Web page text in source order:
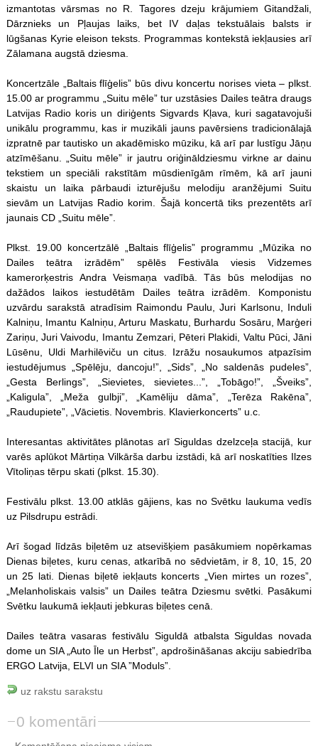
izmantotas vārsmas no R. Tagores dzeju krājumiem Gitandžali,
Dārznieks un Pļaujas laiks, bet IV daļas tekstuālais balsts ir
lūgšanas Kyrie eleison teksts. Programmas kontekstā iekļausies arī
Zālamana augstā dziesma.
Koncertzāle „Baltais flīģelis” būs divu koncertu norises vieta – plkst.
15.00 ar programmu „Suitu mēle” tur uzstāsies Dailes teātra draugs
Latvijas Radio koris un diriģents Sigvards Kļava, kuri sagatavojuši
unikālu programmu, kas ir muzikāli jauns pavērsiens tradicionālajā
izpratnē par tautisko un akadēmisko mūziku, kā arī par lustīgu Jāņu
atzīmēšanu. „Suitu mēle” ir jautru oriģināldziesmu virkne ar dainu
tekstiem un speciāli rakstītām mūsdienīgām rīmēm, kā arī jauni
skaistu un laika pārbaudi izturējušu melodiju aranžējumi Suitu
sievām un Latvijas Radio korim. Šajā koncertā tiks prezentēts arī
jaunais CD „Suitu mēle”.
Plkst. 19.00 koncertzālē „Baltais flīģelis” programmu „Mūzika no
Dailes teātra izrādēm” spēlēs Festivāla viesis Vidzemes
kamerorķestris Andra Veismaņa vadībā. Tās būs melodijas no
dažādos laikos iestudētām Dailes teātra izrādēm. Komponistu
uzvārdu sarakstā atradīsim Raimondu Paulu, Juri Karlsonu, Induli
Kalniņu, Imantu Kalniņu, Arturu Maskatu, Burhardu Sosāru, Marģeri
Zariņu, Juri Vaivodu, Imantu Zemzari, Pēteri Plakidi, Valtu Pūci, Jāni
Lūsēnu, Uldi Marhilēviču un citus. Izrāžu nosaukumos atpazīsim
iestudējumus „Spēlēju, dancoju!”, „Sids”, „No saldenās pudeles”,
„Gesta Berlings”, „Sievietes, sievietes...”, „Tobāgo!”, „Šveiks”,
„Kaligula”, „Meža gulbji”, „Kamēliju dāma”, „Terēza Rakēna”,
„Raudupiete”, „Vācietis. Novembris. Klavierkoncerts” u.c.
Interesantas aktivitātes plānotas arī Siguldas dzelzceļa stacijā, kur
varēs aplūkot Mārtiņa Vilkārša darbu izstādi, kā arī noskatīties Ilzes
Vītoliņas tērpu skati (plkst. 15.30).
Festivālu plkst. 13.00 atklās gājiens, kas no Svētku laukuma vedīs
uz Pilsdrupu estrādi.
Arī šogad līdzās biļetēm uz atsevišķiem pasākumiem nopērkamas
Dienas biļetes, kuru cenas, atkarībā no sēdvietām, ir 8, 10, 15, 20
un 25 lati. Dienas biļetē iekļauts koncerts „Vien mirtes un rozes”,
„Melanholiskais valsis” un Dailes teātra Dziesmu svētki. Pasākumi
Svētku laukumā iekļauti jebkuras biļetes cenā.
Dailes teātra vasaras festivālu Siguldā atbalsta Siguldas novada
dome un SIA „Auto Īle un Herbst”, apdrošināšanas akciju sabiedrība
ERGO Latvija, ELVI un SIA ”Moduls”.
uz rakstu sarakstu
0 komentāri